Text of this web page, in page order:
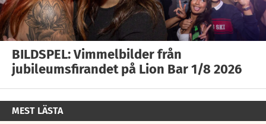
BILDSPEL: Vimmelbilder från
jubileumsfirandet på Lion Bar 1/8 2026
MEST LÄSTA